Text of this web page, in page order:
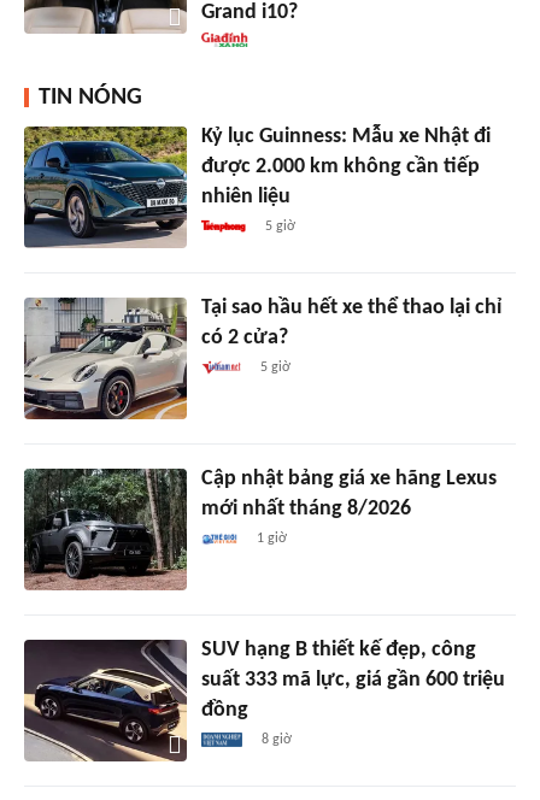
Grand i10?
TIN NÓNG
Kỷ lục Guinness: Mẫu xe Nhật đi
được 2.000 km không cần tiếp
nhiên liệu
5 giờ
Tại sao hầu hết xe thể thao lại chỉ
có 2 cửa?
5 giờ
Cập nhật bảng giá xe hãng Lexus
mới nhất tháng 8/2026
1 giờ
SUV hạng B thiết kế đẹp, công
suất 333 mã lực, giá gần 600 triệu
đồng
8 giờ